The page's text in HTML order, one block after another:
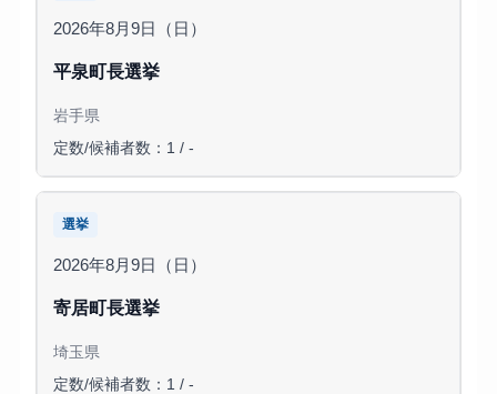
2026年8月9日（日）
平泉町長選挙
岩手県
定数/候補者数：1 / -
選挙
2026年8月9日（日）
寄居町長選挙
埼玉県
定数/候補者数：1 / -